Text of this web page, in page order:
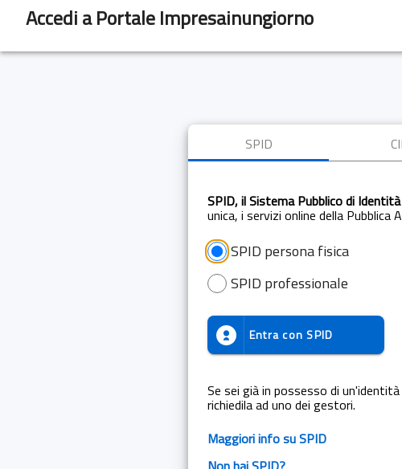
Accedi a Portale Impresainungiorno
SPID
SPID, il Sistema Pubblico di
unica, i servizi online della
SPID persona fisica
SPID professionale
Entra con SPID
Se sei già in possesso di
richiedila ad uno dei gestori.
Maggiori info su SPID